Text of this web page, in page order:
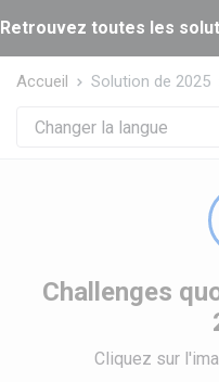
Retrouvez toutes les
Accueil Solution de 2025
Challenges
Cliquez sur